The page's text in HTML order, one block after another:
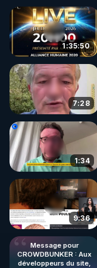
🌱 INSTAGRAM
https://
http://rgnr.li/
🌱 LA
Pour ne pas rater
http://rgnr.li/news
🌱 VIDÉOS NON
Toutes les vidéos
http://rgnr.li/
🌱 LES STAGES
1:35:50
7:28
1:34
9:36
Message pour
CROWDBUNKER : Aux
développeurs du site,